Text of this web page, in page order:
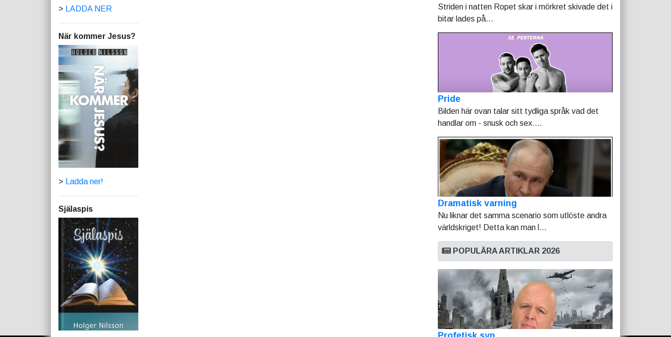
> LADDA NER
När kommer Jesus?
> Ladda ner!
Själaspis
Striden i natten Ropet skar i mörkret skivade det i
bitar lades på...
Pride
Bilden här ovan talar sitt tydliga språk vad det
handlar om - snusk och sex....
Dramatisk varning
Nu liknar det samma scenario som utlöste andra
världskriget! Detta kan man l...
POPULÄRA ARTIKLAR 2026